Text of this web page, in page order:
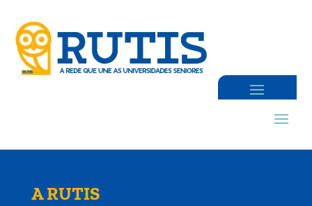
A RUTIS